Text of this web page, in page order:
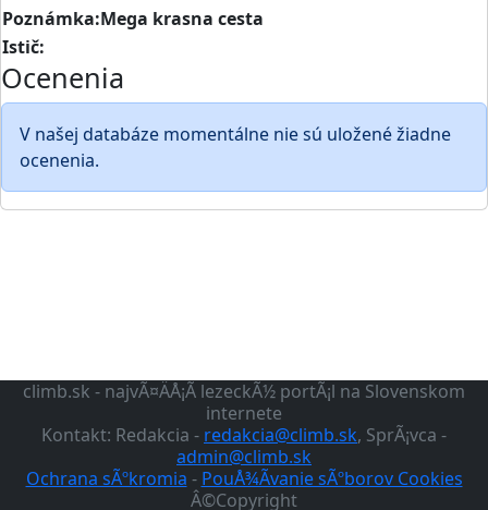
Poznámka:Mega krasna cesta
Istič:
Ocenenia
V našej databáze momentálne nie sú uložené žiadne
ocenenia.
climb.sk - najvÃ¤ÄÅ¡Ã­ lezeckÃ½ portÃ¡l na Slovenskom
internete
Kontakt: Redakcia - redakcia@climb.sk, SprÃ¡vca -
admin@climb.sk
Ochrana sÃºkromia - PouÅ¾Ã­vanie sÃºborov Cookies
Â©Copyright